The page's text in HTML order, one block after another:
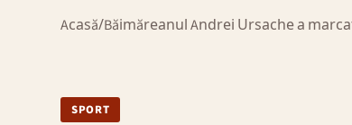
Acasă/Băimăreanul Andrei Ursache a
SPORT